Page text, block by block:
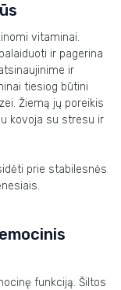
vitaminai.
ir pagerina
ir
tiesiog būtini
Žiemą jų poreikis
kovoja su stresu ir
prie stabilesnės
funkciją. Šiltos